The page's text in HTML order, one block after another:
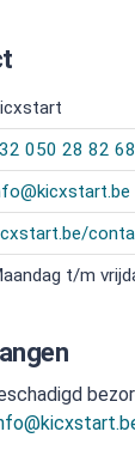
050 28 82 68
t/m